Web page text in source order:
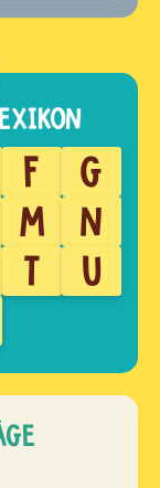
F
G
M
N
T
U